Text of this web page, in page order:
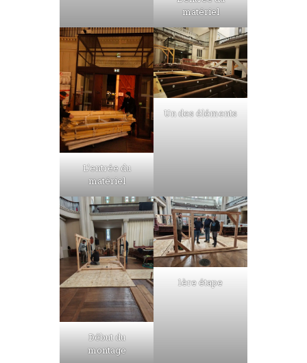
matériel
L’entrée du
matériel
Un des éléments
Début du
montage
1ère étape